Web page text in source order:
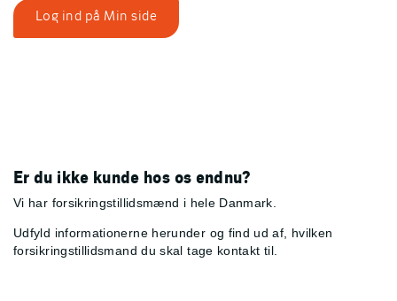
Log ind på Min side
Er du ikke kunde hos os endnu?
Vi har forsikringstillidsmænd i hele Danmark.
Udfyld informationerne herunder og find ud af, hvilken
forsikringstillidsmand du skal tage kontakt til.